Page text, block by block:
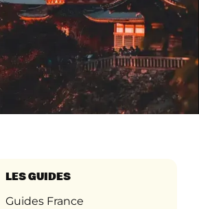
LES GUIDES
Guides France